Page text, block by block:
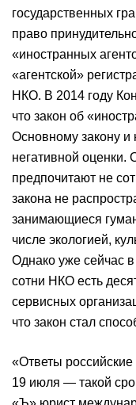
государственных
право
«иностранных
«агентской»
НКО. В 2014 году
что закон об
Основному закону и
негативной оценки.
предпочитают не
закона не
занимающиеся
числе экологией,
Однако уже сейчас
сотни НКО есть
сервисных
что закон стал
«Ответы
19 июля — такой